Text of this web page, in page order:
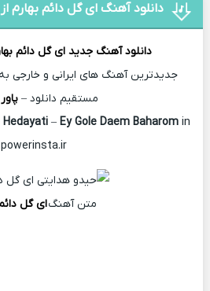
دانلود آهنگ ای گل دائم بهارم
دانلود آهنگ جدید ای گل دائم
جدیدترین آهنگ های ایرانی و خارجی
مستقیم دانلود –
Hedayati – Ey Gole Daem Baharom in
powerinsta.ir
متن آهنگای گل